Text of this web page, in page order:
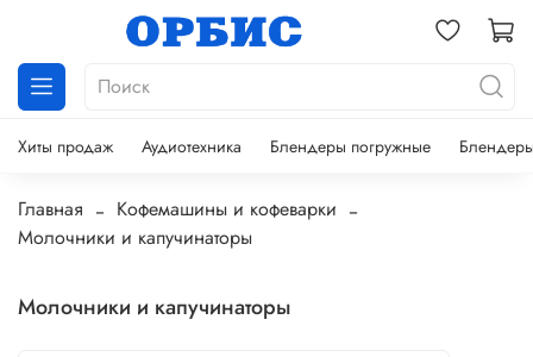
Хиты продаж Аудиотехника Блендеры погружные
Главная
Кофемашины и кофеварки
Молочники и капучинаторы
Молочники и капучинаторы